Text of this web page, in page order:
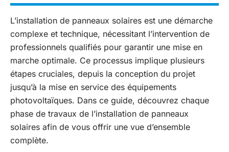
L’installation de panneaux solaires est une démarche
complexe et technique, nécessitant l’intervention de
professionnels qualifiés pour garantir une mise en
marche optimale. Ce processus implique plusieurs
étapes cruciales, depuis la conception du projet
jusqu’à la mise en service des équipements
photovoltaïques. Dans ce guide, découvrez chaque
phase de travaux de l’installation de panneaux
solaires afin de vous offrir une vue d’ensemble
complète.